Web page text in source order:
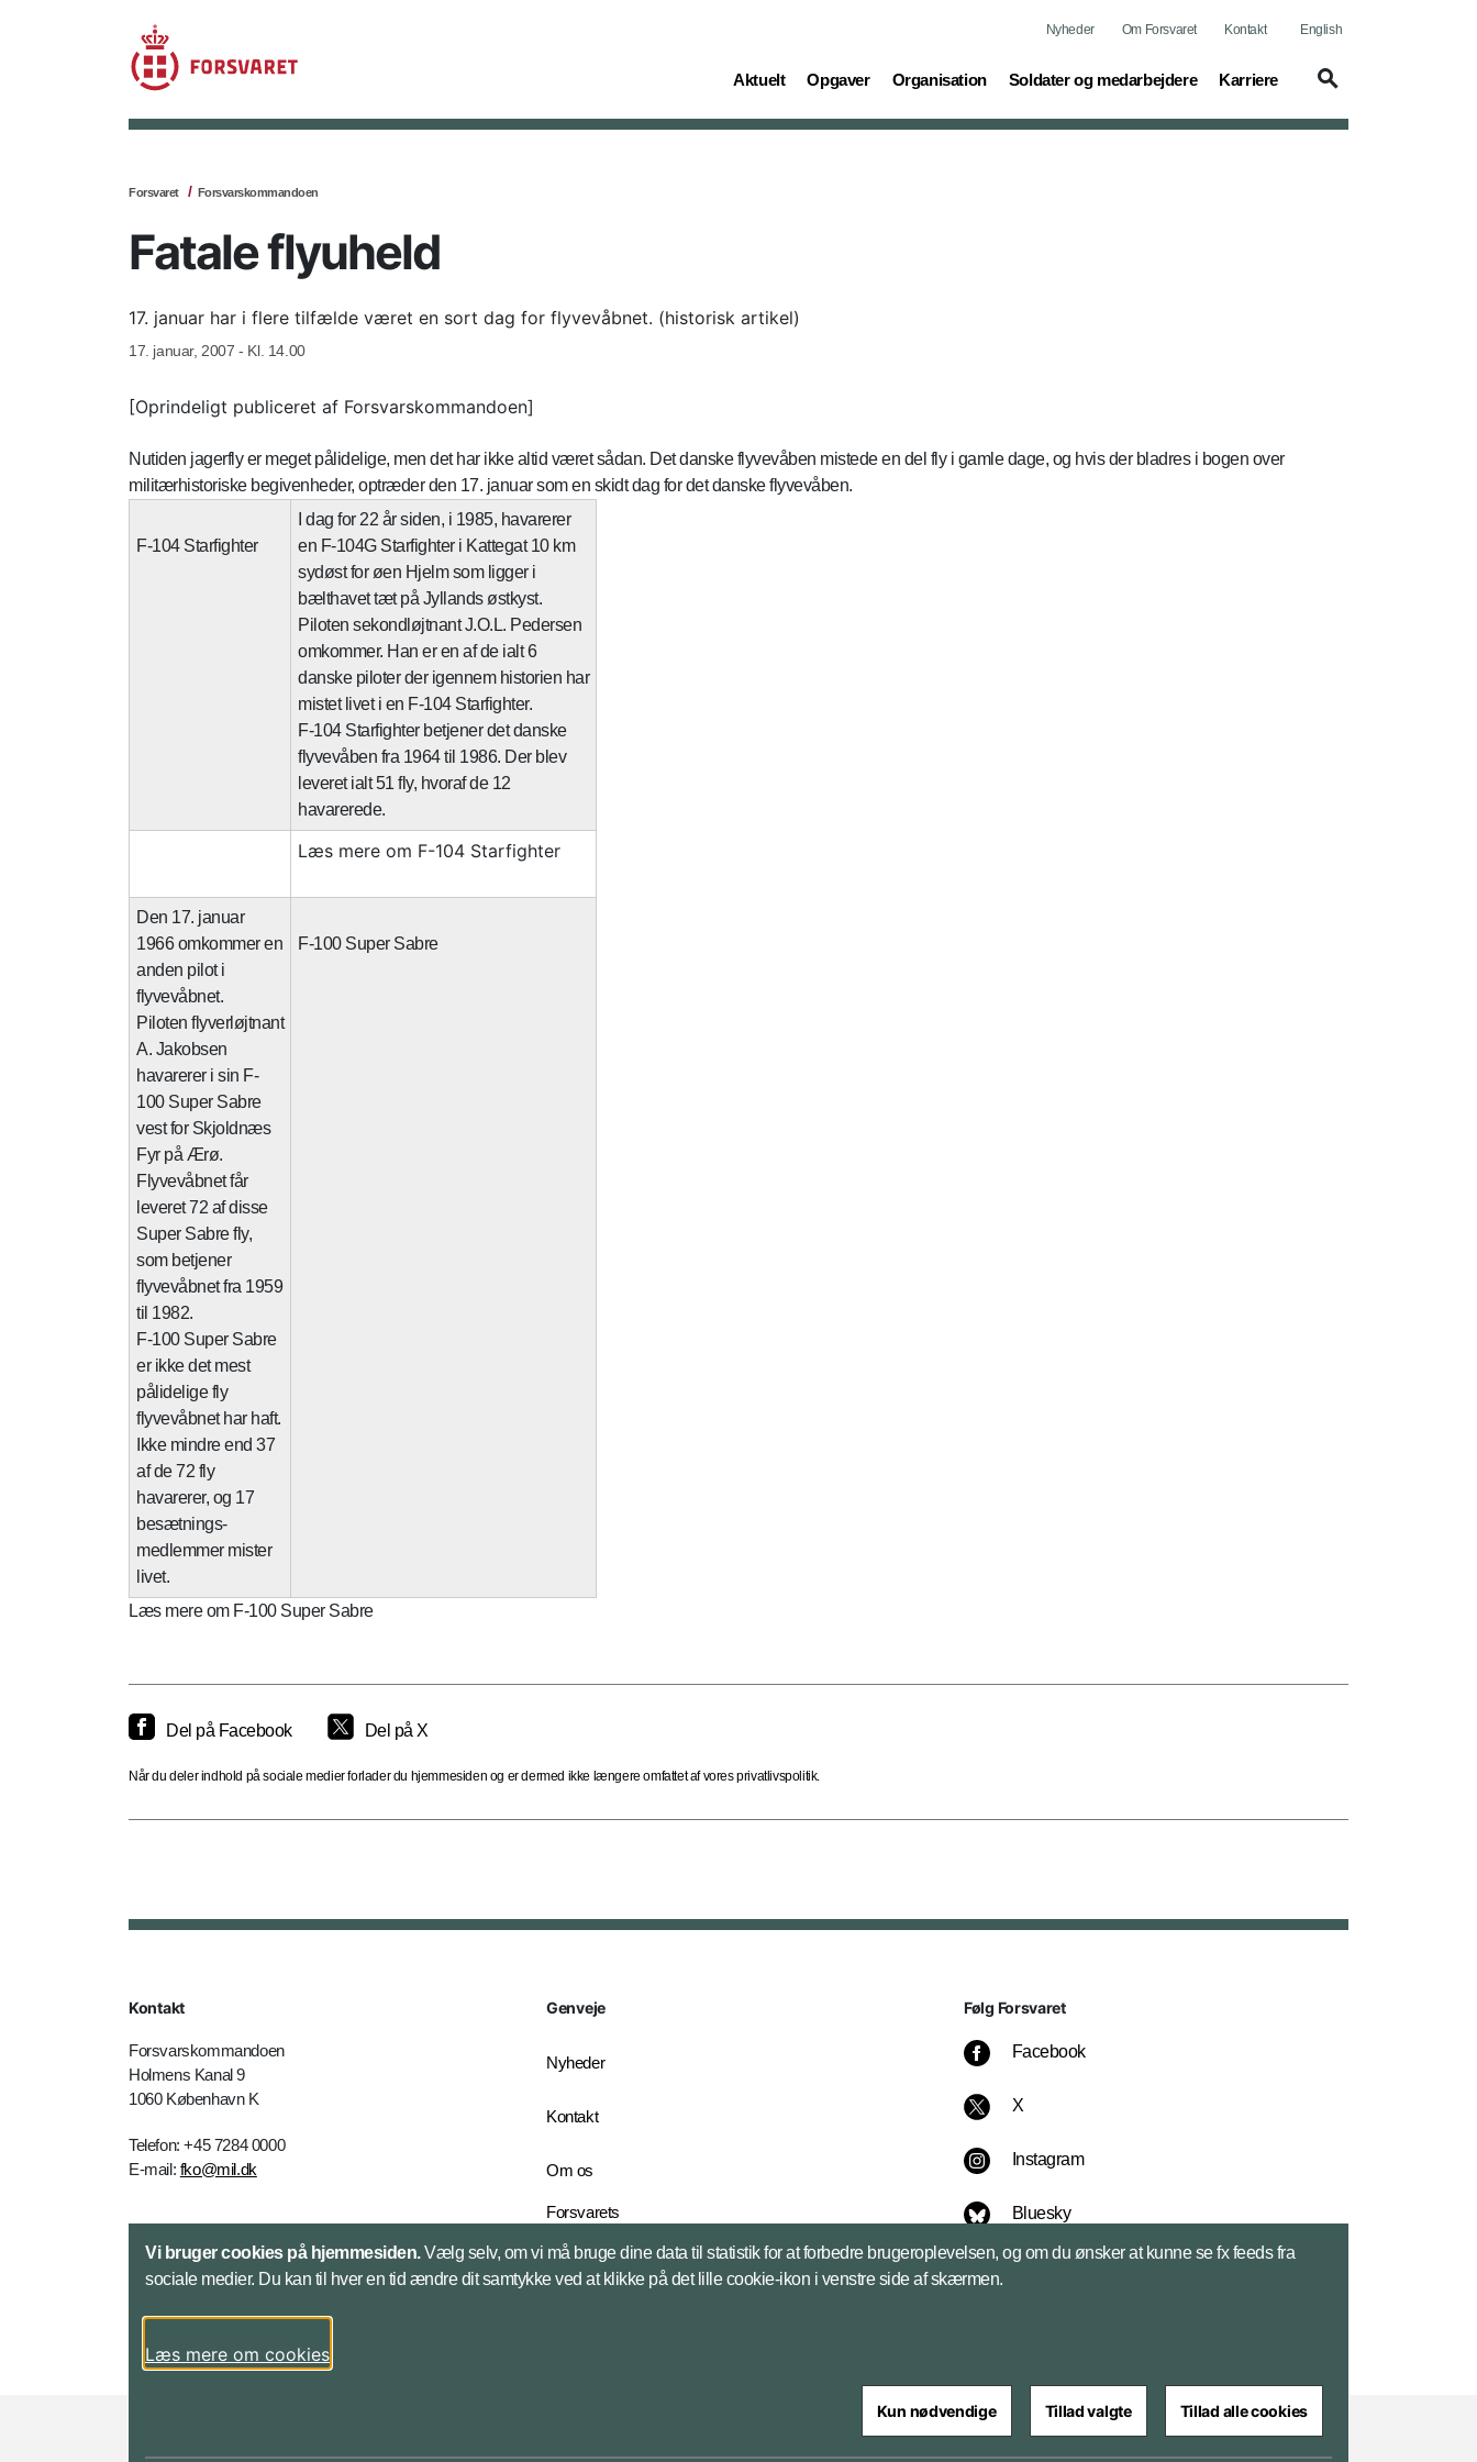
Nyheder Om Forsvaret Kontakt English
Aktuelt
(current) Opgaver
(current) Organisation
(current) Soldater og medarbejdere
(current) Karriere
(current)
Forsvaret Forsvarskommandoen
Fatale flyuheld
17. januar har i flere tilfælde været en sort dag for flyvevåbnet. (historisk artikel)
17. januar, 2007 - Kl. 14.00
[Oprindeligt publiceret af Forsvarskommandoen]
Nutiden jagerfly er meget pålidelige, men det har ikke altid været sådan. Det danske flyvevåben mistede en del fly i gamle dage, og hvis der bladres i bogen over
militærhistoriske begivenheder, optræder den 17. januar som en skidt dag for det danske flyvevåben.
F-104 Starfighter
I dag for 22 år siden, i 1985, havarerer
en F-104G Starfighter i Kattegat 10 km
sydøst for øen Hjelm som ligger i
bælthavet tæt på Jyllands østkyst.
Piloten sekondløjtnant J.O.L. Pedersen
omkommer. Han er en af de ialt 6
danske piloter der igennem historien har
mistet livet i en F-104 Starfighter.
F-104 Starfighter betjener det danske
flyvevåben fra 1964 til 1986. Der blev
leveret ialt 51 fly, hvoraf de 12
havarerede.
Læs mere om F-104 Starfighter
Den 17. januar
1966 omkommer en
anden pilot i
flyvevåbnet.
Piloten flyverløjtnant
A. Jakobsen
havarerer i sin F-
100 Super Sabre
vest for Skjoldnæs
Fyr på Ærø.
Flyvevåbnet får
leveret 72 af disse
Super Sabre fly,
som betjener
flyvevåbnet fra 1959
til 1982.
F-100 Super Sabre
er ikke det mest
pålidelige fly
flyvevåbnet har haft.
Ikke mindre end 37
af de 72 fly
havarerer, og 17
besætnings-
medlemmer mister
livet.
F-100 Super Sabre
Læs mere om F-100 Super Sabre
Del på Facebook Del på X
Når du deler indhold på sociale medier forlader du hjemmesiden og er dermed ikke længere omfattet af vores privatlivspolitik.
Kontakt
Forsvarskommandoen
Holmens Kanal 9
1060 København K
Telefon: +45 7284 0000
E-mail: fko@mil.dk
Kontakt
Genveje
Nyheder
Kontakt
Om os
Forsvarets
English Edition
Følg Forsvaret
Facebook
X
Instagram
Bluesky
LinkedIn
Vi bruger cookies på hjemmesiden.Vælg selv, om vi må bruge dine data til statistik for at forbedre brugeroplevelsen, og om du ønsker at kunne se fx feeds fra
sociale medier. Du kan til hver en tid ændre dit samtykke ved at klikke på det lille cookie-ikon i venstre side af skærmen.
Læs mere om cookies
Kun nødvendige Tillad valgte Tillad alle cookies